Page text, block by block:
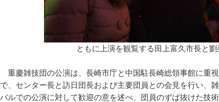
ともに上演を観覧する田上富久市長と
重慶雑技団の公演は、長崎市庁と中国駐長崎総領事館に重
で、センター長と訪日団長および主要団員との会見を行い、
バルでの公演に対して歓迎の意を述べ、団員のずば抜けた技